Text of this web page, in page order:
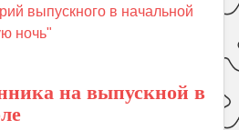
выпускного в начальной
ночь"
на выпускной в